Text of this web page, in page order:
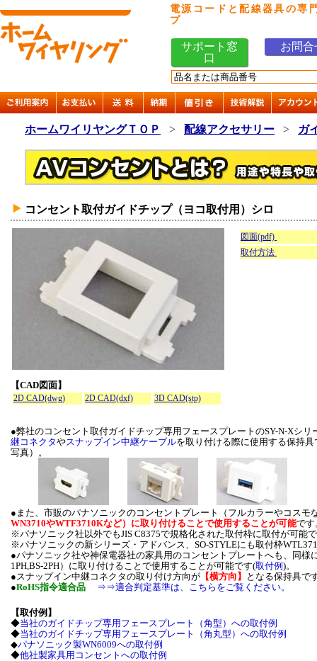
電源コードと配線器具の専
プ
サポート窓
口
お問合
ホームワイリヤングＴＯＰ > 配線アクセサリー > ガ
コンセント取付ガイドチップ（ヨコ取付用）シロ
図面(pdf)
取付方法
【CAD図面】
2D CAD(dwg) 2D CAD(dxf) 3D CAD(stp)
●弊社のコンセント取付ガイドチップ専用フェースプレートのSY-N-Xシリ
継コネクタやスナップイン中継ケーブルを取り付ける際に使用する保持
写真）。
●また、市販のパナソニックのコンセントプレート（フルカラーやコスモ
WN3710やWTF3710Kなど）に取り付けることで使用することが可能です
※パナソニック社以外でもJIS C8375で規格化された取付枠に取付が可能
※パナソニックの新シリーズ・アドバンス、SO-STYLEにも取付枠
●パナソニック社や神保電器社の家具用のコンセントプレートへも、同様
1PH,BS-2PH）に取り付けることで使用することが可能です(取付例)。
●スナップイン中継コネクタの取り付け方向が 【横方向】
となる保持具で
●RoHS指令適合品 ⇒⇒適合判定基準は、こちらをご覧ください。
【取付例】
◆当社のガイドチップ専用フェースプレート（角型）への取付例
◆当社のガイドチップ専用フェースプレート（角丸型）への取付例
◆パナソニック製WN6009への取付例
◆他社製家具用コンセントへの取付例